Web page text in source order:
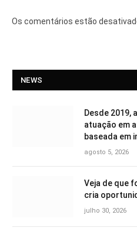
Os comentários estão
NEWS
Desde 2019,
atuação em
baseada em
agosto 5, 2026
Veja de que
cria
julho 30, 2026